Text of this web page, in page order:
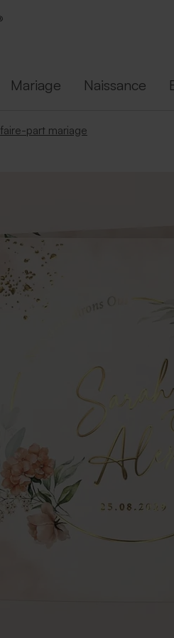
Mariage Naissance
faire-part mariage